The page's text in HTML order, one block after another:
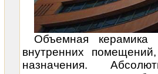
Объемная керамика
внутренних
назначения.